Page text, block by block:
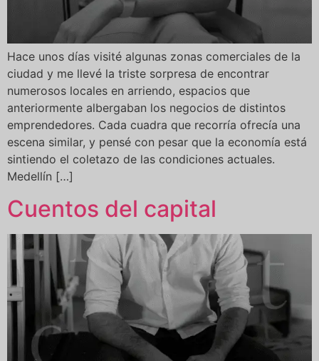
Hace unos días visité algunas zonas comerciales de la
ciudad y me llevé la triste sorpresa de encontrar
numerosos locales en arriendo, espacios que
anteriormente albergaban los negocios de distintos
emprendedores. Cada cuadra que recorría ofrecía una
escena similar, y pensé con pesar que la economía está
sintiendo el coletazo de las condiciones actuales.
Medellín […]
Cuentos del capital